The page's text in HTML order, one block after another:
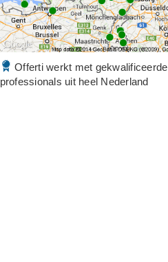
Offerti werkt met gekwalificeerde
professionals uit heel Nederland